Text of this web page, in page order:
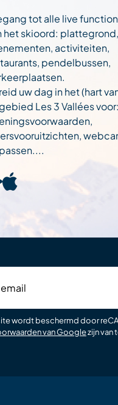
tot alle live
het skioord: plattegrond,
activiteiten,
pendelbussen,
uw dag in het (hart
Les 3 Vallées voor:
wordt beschermd door
van Googlezijn van